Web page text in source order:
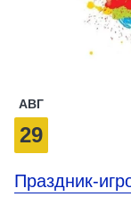
АВГ
29
Праздник-